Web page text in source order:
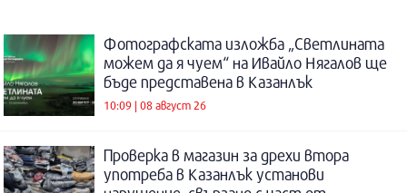
Фотографската изложба „Светлината
можем да я чуем“ на Ивайло Нягалов ще
бъде представена в Казанлък
10:09 | 08 август 26
Проверка в магазин за дрехи втора
употреба в Казанлък установи